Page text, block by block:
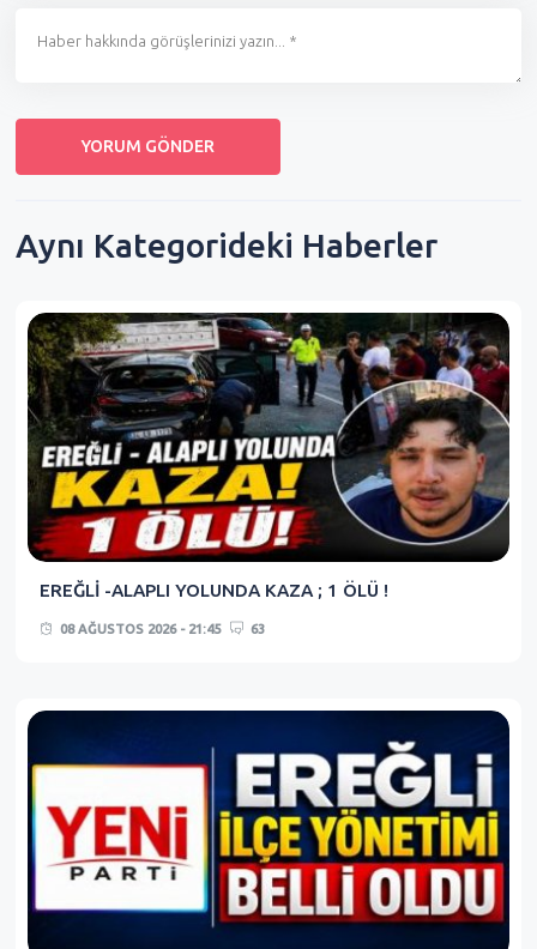
Aynı Kategorideki Haberler
EREĞLİ -ALAPLI YOLUNDA KAZA ; 1 ÖLÜ !
08 AĞUSTOS 2026 - 21:45 63